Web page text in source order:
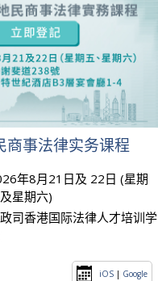
商事法律实务课程
年8月21日及 22日 (星期
星期六)
司香港国际法律人才培训学
iOS | Google